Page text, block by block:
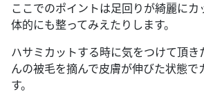
ここでのポイントは足回りが綺麗に
体的にも整ってみえたりします。
ハサミカットする時に気をつけて頂き
んの被毛を摘んで皮膚が伸びた状態で
す。